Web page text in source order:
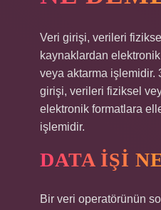
Veri girişi, verileri
kaynaklardan
veya aktarma işlemidir.
girişi, verileri fiziksel
elektronik formatlara
işlemidir.
DATA IŞI
Bir veri operatörünün